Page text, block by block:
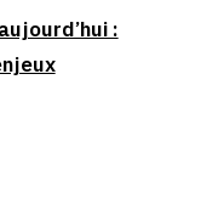
: